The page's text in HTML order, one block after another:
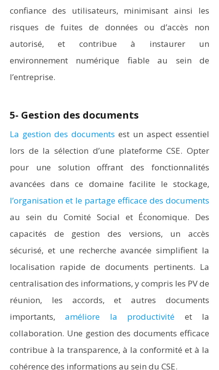
confiance des utilisateurs, minimisant ainsi les
risques de fuites de données ou d’accès non
autorisé, et contribue à instaurer un
environnement numérique fiable au sein de
l’entreprise.
5- Gestion des documents
La gestion des documents est un aspect essentiel
lors de la sélection d’une plateforme CSE. Opter
pour une solution offrant des fonctionnalités
avancées dans ce domaine facilite le stockage,
l’organisation et le partage efficace des documents
au sein du Comité Social et Économique. Des
capacités de gestion des versions, un accès
sécurisé, et une recherche avancée simplifient la
localisation rapide de documents pertinents. La
centralisation des informations, y compris les PV de
réunion, les accords, et autres documents
importants,améliore la productivité et la
collaboration. Une gestion des documents efficace
contribue à la transparence, à la conformité et à la
cohérence des informations au sein du CSE.